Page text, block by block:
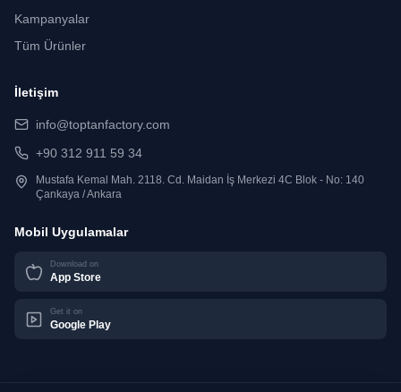
Kampanyalar
Tüm Ürünler
İletişim
info@toptanfactory.com
+90 312 911 59 34
Mustafa Kemal Mah. 2118. Cd. Maidan İş Merkezi 4C Blok - No: 140
Çankaya / Ankara
Mobil Uygulamalar
Download on
App Store
Get it on
Google Play